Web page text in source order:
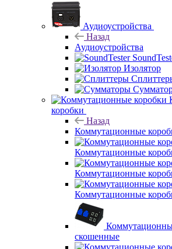
Аудиоустройства
Назад
Аудиоустройства
Изолятор
коробки
Назад
Коммутационные
Коммутационные
Коммутационные
Коммутационные
скошенные